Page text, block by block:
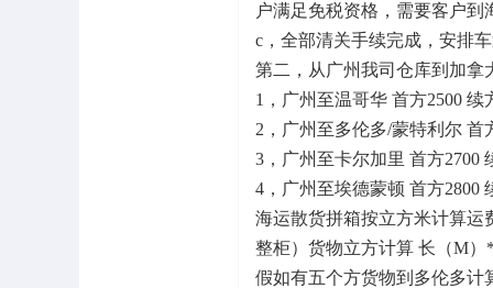
户满足免税资格，需要客户到
c，全部清关手续完成，安排
第二，从广州我司仓库到加拿
1，广州至温哥华 首方2500 续
2，广州至多伦多/蒙特利尔 首
3，广州至卡尔加里 首方2700
4，广州至埃德蒙顿 首方2800
海运散货拼箱按立方米计算运
整柜）货物立方计算 长（M
假如有五个方货物到多伦多计